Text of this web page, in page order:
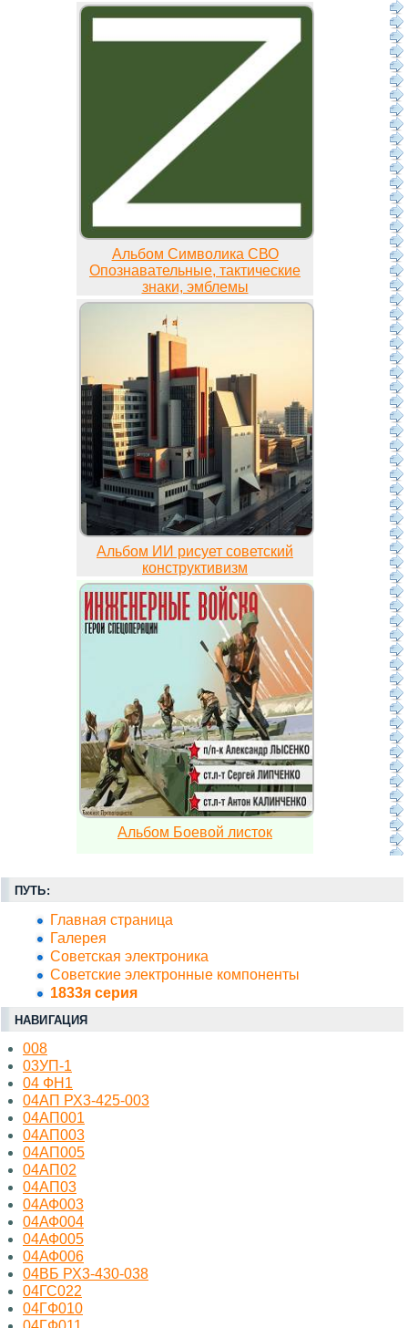
Альбом Символика СВО
Опознавательные, тактические
знаки, эмблемы
Альбом ИИ рисует советский
конструктивизм
Альбом Боевой листок
ПУТЬ:
Главная страница
Галерея
Советская электроника
Советские электронные компоненты
1833я серия
НАВИГАЦИЯ
008
03УП-1
04 ФН1
04АП РХ3-425-003
04АП001
04АП003
04АП005
04АП02
04АП03
04АФ003
04АФ004
04АФ005
04АФ006
04ВБ РХ3-430-038
04ГС022
04ГФ010